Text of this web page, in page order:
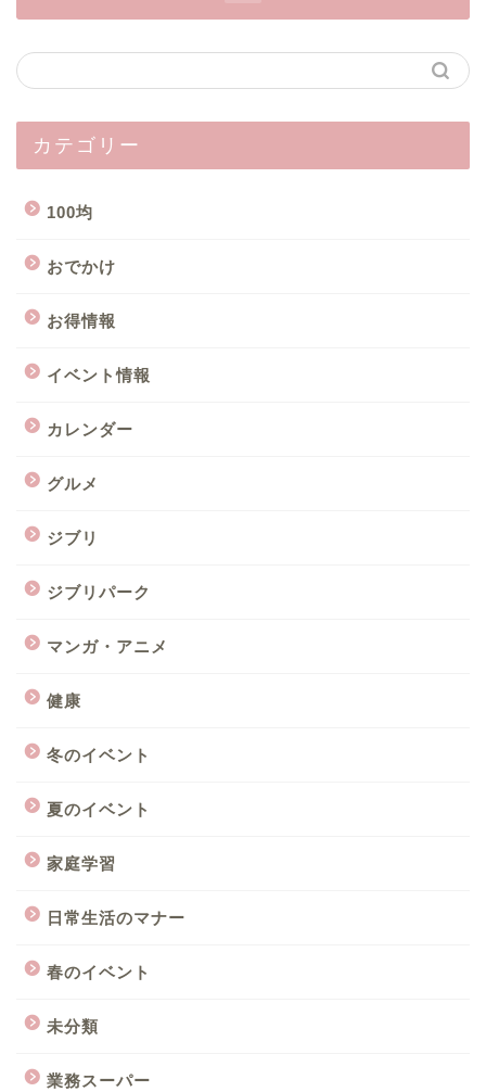
カテゴリー
100均
おでかけ
お得情報
イベント情報
カレンダー
グルメ
ジブリ
ジブリパーク
マンガ・アニメ
健康
冬のイベント
夏のイベント
家庭学習
日常生活のマナー
春のイベント
未分類
業務スーパー